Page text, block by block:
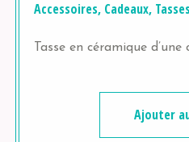
Accessoires, Cadeaux, Tasses
Tasse en céramique
Ajouter